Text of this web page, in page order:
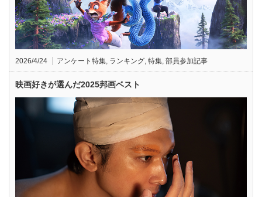
2026/4/24 アンケート特集, ランキング, 特集, 部員参加記事
映画好きが選んだ2025邦画ベスト